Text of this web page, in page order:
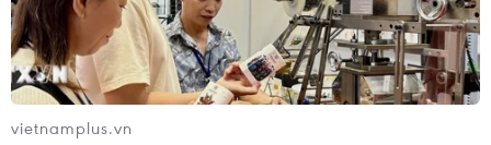
Gỡ khó khăn triển khai dự án trọng
điểm quốc gia hồ Ka Pét
07/08/2026 11:24
vietnamplus.vn